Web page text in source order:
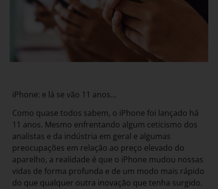
iPhone: e lá se vão 11 anos…
Como quase todos sabem, o iPhone foi lançado há
11 anos. Mesmo enfrentando algum ceticismo dos
analistas e da indústria em geral e algumas
preocupações em relação ao preço elevado do
aparelho, a realidade é que o iPhone mudou nossas
vidas de forma profunda e de um modo mais rápido
do que qualquer outra inovação que tenha surgido.